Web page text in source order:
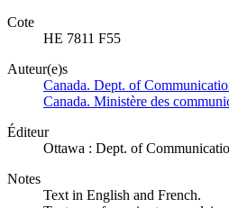
Cote
HE 7811 F55
Auteur(e)s
Canada. Dept. of
Canada. Ministère des
Éditeur
Ottawa : Dept. of
Notes
Text in English and French.